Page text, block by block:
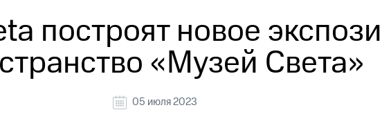
построят новое
«Музей Света»
05 июля 2023